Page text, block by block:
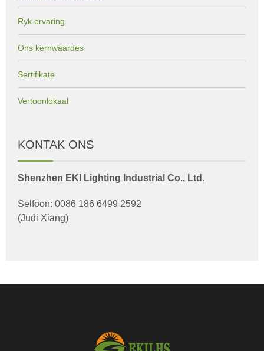
Ryk ervaring
Ons kernwaardes
Sertifikate
Vertoonlokaal
KONTAK ONS
Shenzhen EKI Lighting Industrial Co., Ltd.
Selfoon: 0086 186 6499 2592
(Judi Xiang)